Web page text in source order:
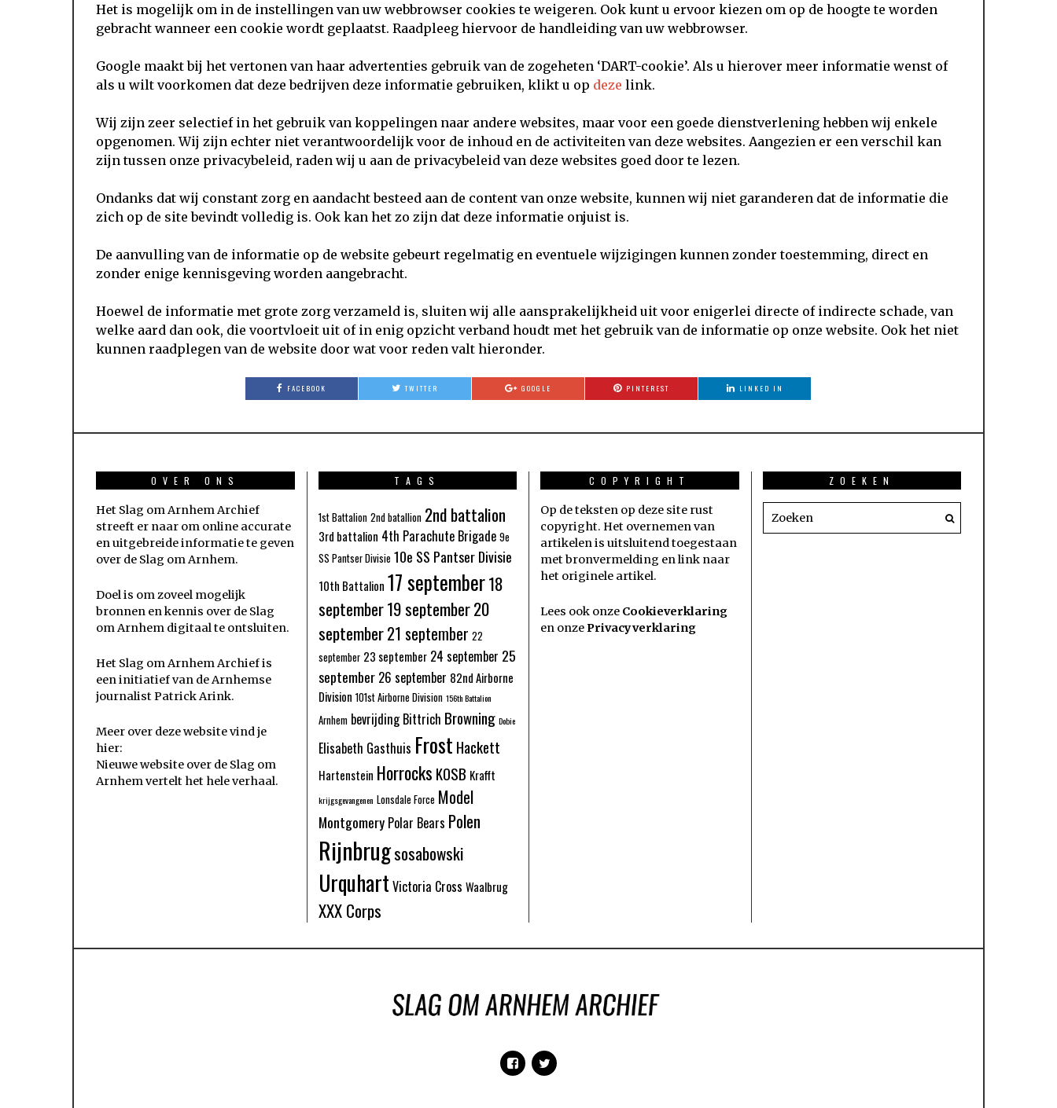
Het is mogelijk om in de instellingen van uw webbrowser cookies te weigeren. Ook kunt u ervoor kiezen om op de hoogte te worden
gebracht wanneer een cookie wordt geplaatst. Raadpleeg hiervoor de handleiding van uw webbrowser.
Google maakt bij het vertonen van haar advertenties gebruik van de zogeheten ‘DART-cookie’. Als u hierover meer informatie wenst of
als u wilt voorkomen dat deze bedrijven deze informatie gebruiken, klikt u op deze link.
Wij zijn zeer selectief in het gebruik van koppelingen naar andere websites, maar voor een goede dienstverlening hebben wij enkele
opgenomen. Wij zijn echter niet verantwoordelijk voor de inhoud en de activiteiten van deze websites. Aangezien er een verschil kan
zijn tussen onze privacybeleid, raden wij u aan de privacybeleid van deze websites goed door te lezen.
Ondanks dat wij constant zorg en aandacht besteed aan de content van onze website, kunnen wij niet garanderen dat de informatie die
zich op de site bevindt volledig is. Ook kan het zo zijn dat deze informatie onjuist is.
De aanvulling van de informatie op de website gebeurt regelmatig en eventuele wijzigingen kunnen zonder toestemming, direct en
zonder enige kennisgeving worden aangebracht.
Hoewel de informatie met grote zorg verzameld is, sluiten wij alle aansprakelijkheid uit voor enigerlei directe of indirecte schade, van
welke aard dan ook, die voortvloeit uit of in enig opzicht verband houdt met het gebruik van de informatie op onze website. Ook het niet
kunnen raadplegen van de website door wat voor reden valt hieronder.
FACEBOOK TWITTER GOOGLE PINTEREST LINKED IN
OVER ONS
Het Slag om Arnhem Archief
streeft er naar om online accurate
en uitgebreide informatie te geven
over de Slag om Arnhem.
Doel is om zoveel mogelijk
bronnen en kennis over de Slag
om Arnhem digitaal te ontsluiten.
Het Slag om Arnhem Archief is
een initiatief van de Arnhemse
journalist Patrick Arink.
Meer over deze website vind je
hier:
Nieuwe website over de Slag om
Arnhem vertelt het hele verhaal.
TAGS
1st Battalion 2nd batallion 2nd battalion
3rd battalion 4th Parachute Brigade 9e
SS Pantser Divisie 10e SS Pantser Divisie
10th Battalion 17 september18
september19 september20
september21 september 22
september 23 september 24 september 25
september 26 september 82nd Airborne
Division 101st Airborne Division 156th Battalion
Arnhem bevrijding Bittrich Browning Dobie
Elisabeth Gasthuis Frost Hackett
Hartenstein Horrocks KOSB Krafft
krijgsgevangenen Lonsdale Force Model
Montgomery Polar Bears Polen
Rijnbrugsosabowski
Urquhart Victoria Cross Waalbrug
XXX Corps
COPYRIGHT
Op de teksten op deze site rust
copyright. Het overnemen van
artikelen is uitsluitend toegestaan
met bronvermelding en link naar
het originele artikel.
Lees ook onze Cookieverklaring
en onzePrivacyverklaring
ZOEKEN